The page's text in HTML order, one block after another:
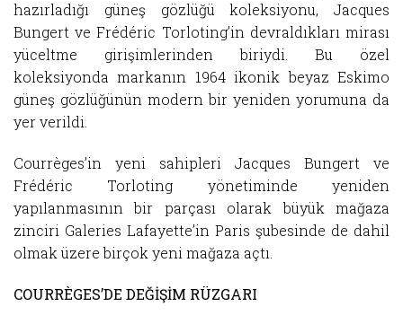
hazırladığı güneş gözlüğü koleksiyonu, Jacques
Bungert ve Frédéric Torloting’in devraldıkları mirası
yüceltme girişimlerinden biriydi. Bu özel
koleksiyonda markanın 1964 ikonik beyaz Eskimo
güneş gözlüğünün modern bir yeniden yorumuna da
yer verildi.
Courrèges’in yeni sahipleri Jacques Bungert ve
Frédéric Torloting yönetiminde yeniden
yapılanmasının bir parçası olarak büyük mağaza
zinciri Galeries Lafayette’in Paris şubesinde de dahil
olmak üzere birçok yeni mağaza açtı.
COURRÈGES’DE DEĞİŞİM RÜZGARI